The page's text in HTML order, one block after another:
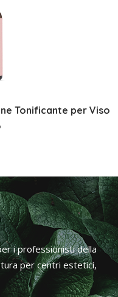
Tonificante per Viso
i professionisti della
per centri estetici,